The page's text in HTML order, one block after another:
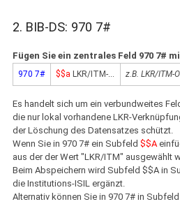
2. BIB-DS: 970 7#
Fügen Sie ein zentrales Feld 970 7#
970 7# $$a LKR/ITM-... z.B. LKR/ITM-
Es handelt sich um ein verbundweites
die nur lokal vorhandene LKR-
der Löschung des Datensatzes schützt.
Wenn Sie in 970 7# ein Subfeld $$A
aus der der Wert "LKR/ITM" ausgewählt
Beim Abspeichern wird Subfeld $$A in
die Institutions-ISIL ergänzt.
Alternativ können Sie in 970 7# in